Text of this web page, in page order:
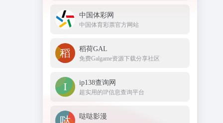
中国体彩网
中国体育彩票官方网站
稻荷GAL
免费Galgame资源下载分享社区
ip138查询网
超实用的IP信息查询平台
哒哒影漫